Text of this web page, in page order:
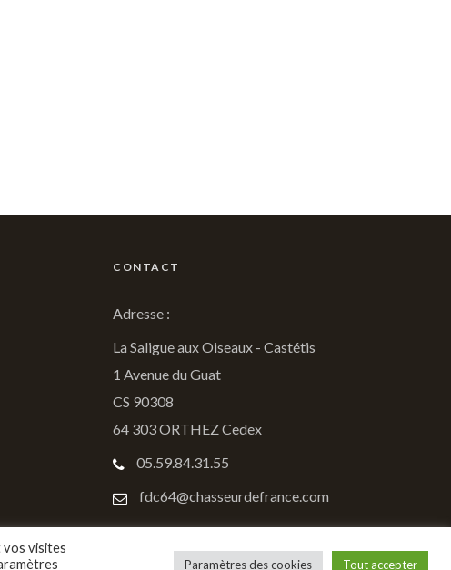
CONTACT
Adresse :
La Saligue aux Oiseaux - Castétis
1 Avenue du Guat
CS 90308
64 303 ORTHEZ Cedex
05.59.84.31.55
fdc64@chasseurdefrance.com
vos visites
Paramètres des cookies Tout accepter